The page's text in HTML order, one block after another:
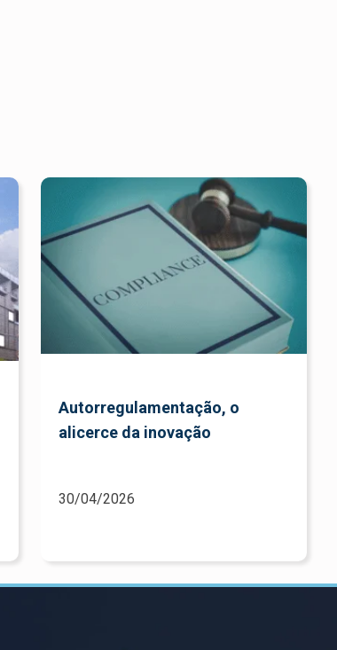
Autorregulamentação, o
alicerce da inovação
30/04/2026